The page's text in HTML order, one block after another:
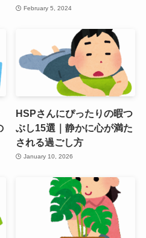
February 5, 2024
HSPさんにぴったりの暇つ
ぶし15選｜静かに心が満た
される過ごし方
January 10, 2026